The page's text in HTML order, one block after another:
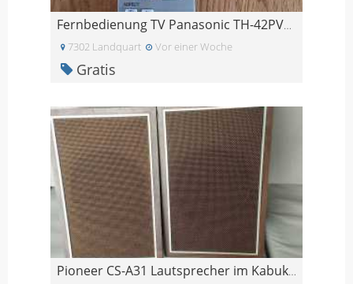
Fernbedienung TV Panasonic TH-42PV60EH
7302 Landquart Vor einer Woche
Gratis
Pioneer CS-A31 Lautsprecher im Kabuki-Stil